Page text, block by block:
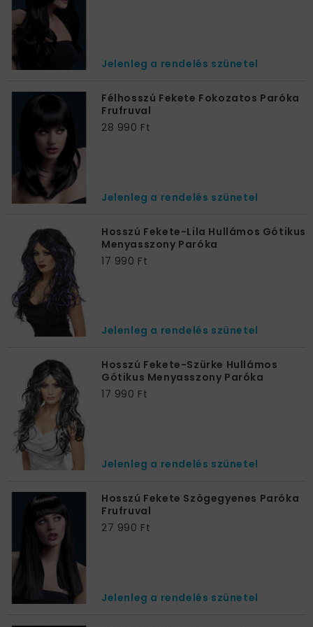
Jelenleg a rendelés szünetel
Félhosszú Fekete Fokozatos Paróka
Frufruval
28 990 Ft
Jelenleg a rendelés szünetel
Hosszú Fekete-Lila Hullámos Gótikus
Menyasszony Paróka
17 990 Ft
Jelenleg a rendelés szünetel
Hosszú Fekete-Szürke Hullámos
Gótikus Menyasszony Paróka
17 990 Ft
Jelenleg a rendelés szünetel
Hosszú Fekete Szögegyenes Paróka
Frufruval
27 990 Ft
Jelenleg a rendelés szünetel